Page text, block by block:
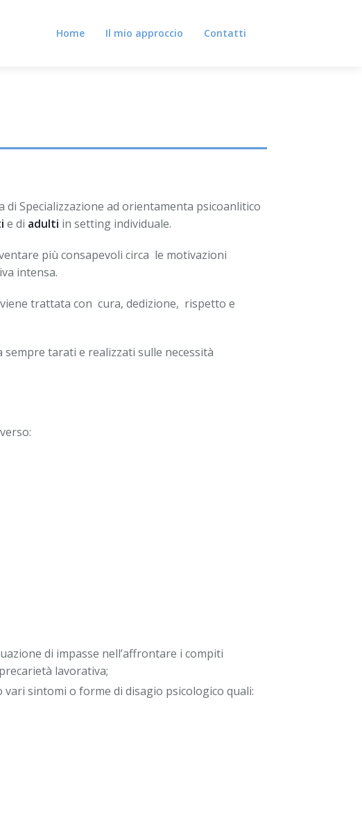
Home Il mio approccio Contatti
Specializzazione ad orientamenta psicoanlitico
e di adulti in setting individuale.
più consapevoli circa le motivazioni
intensa.
trattata con cura, dedizione, rispetto e
tarati e realizzati sulle necessità
di impasse nell’affrontare i compiti
lavorativa;
sintomi o forme di disagio psicologico quali: